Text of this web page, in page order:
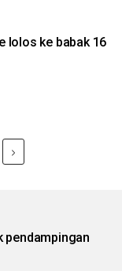
lolos ke babak 16
pendampingan